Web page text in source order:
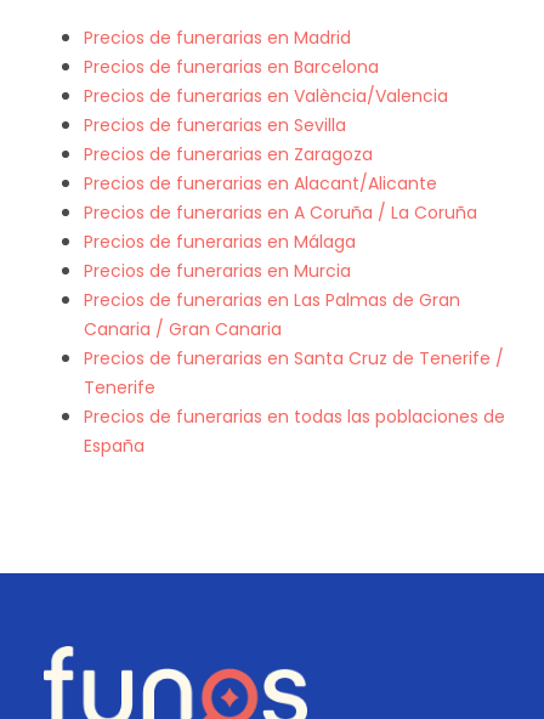
Precios de funerarias en Madrid
Precios de funerarias en Barcelona
Precios de funerarias en València/Valencia
Precios de funerarias en Sevilla
Precios de funerarias en Zaragoza
Precios de funerarias en Alacant/Alicante
Precios de funerarias en A Coruña / La Coruña
Precios de funerarias en Málaga
Precios de funerarias en Murcia
Precios de funerarias en Las Palmas de Gran
Canaria / Gran Canaria
Precios de funerarias en Santa Cruz de Tenerife /
Tenerife
Precios de funerarias en todas las poblaciones de
España